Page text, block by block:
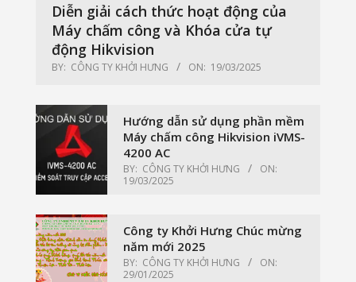
Diễn giải cách thức hoạt động của
Máy chấm công và Khóa cửa tự
động Hikvision
BY: CÔNG TY KHỞI HƯNG ON: 19/03/2025
Hướng dẫn sử dụng phần mềm
Máy chấm công Hikvision iVMS-
4200 AC
BY: CÔNG TY KHỞI HƯNG
ON:
19/03/2025
Công ty Khởi Hưng Chúc mừng
năm mới 2025
BY: CÔNG TY KHỞI HƯNG
ON:
29/01/2025